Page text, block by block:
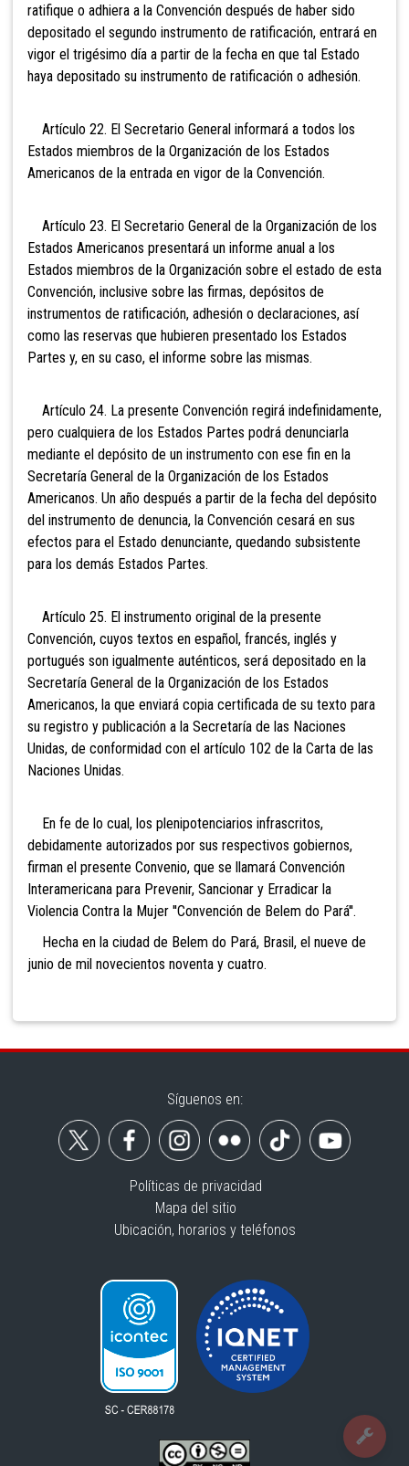
ratifique o adhiera a la Convención después de haber sido
depositado el segundo instrumento de ratificación, entrará en
vigor el trigésimo día a partir de la fecha en que tal Estado
haya depositado su instrumento de ratificación o adhesión.
Artículo 22. El Secretario General informará a todos los
Estados miembros de la Organización de los Estados
Americanos de la entrada en vigor de la Convención.
Artículo 23. El Secretario General de la Organización de los
Estados Americanos presentará un informe anual a los
Estados miembros de la Organización sobre el estado de esta
Convención, inclusive sobre las firmas, depósitos de
instrumentos de ratificación, adhesión o declaraciones, así
como las reservas que hubieren presentado los Estados
Partes y, en su caso, el informe sobre las mismas.
Artículo 24. La presente Convención regirá indefinidamente,
pero cualquiera de los Estados Partes podrá denunciarla
mediante el depósito de un instrumento con ese fin en la
Secretaría General de la Organización de los Estados
Americanos. Un año después a partir de la fecha del depósito
del instrumento de denuncia, la Convención cesará en sus
efectos para el Estado denunciante, quedando subsistente
para los demás Estados Partes.
Artículo 25. El instrumento original de la presente
Convención, cuyos textos en español, francés, inglés y
portugués son igualmente auténticos, será depositado en la
Secretaría General de la Organización de los Estados
Americanos, la que enviará copia certificada de su texto para
su registro y publicación a la Secretaría de las Naciones
Unidas, de conformidad con el artículo 102 de la Carta de las
Naciones Unidas.
En fe de lo cual, los plenipotenciarios infrascritos,
debidamente autorizados por sus respectivos gobiernos,
firman el presente Convenio, que se llamará Convención
Interamericana para Prevenir, Sancionar y Erradicar la
Violencia Contra la Mujer ''Convención de Belem do Pará''.
Hecha en la ciudad de Belem do Pará, Brasil, el nueve de
junio de mil novecientos noventa y cuatro.
Síguenos en:
Políticas de privacidad
Mapa del sitio
Ubicación, horarios y teléfonos